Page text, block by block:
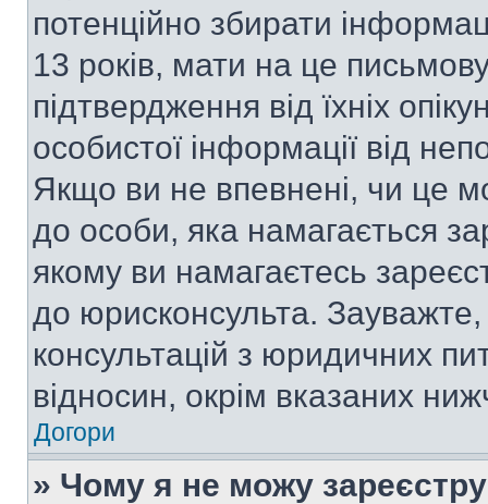
потенційно збирати
13 років, мати на це письмову
підтвердження від їхніх
особистої інформації від
Якщо ви не впевнені, чи це
до особи, яка намагається
якому ви намагаєтесь
до юрисконсульта.
консультацій з юридичних
відносин, окрім вказаних
Догори
» Чому я не можу